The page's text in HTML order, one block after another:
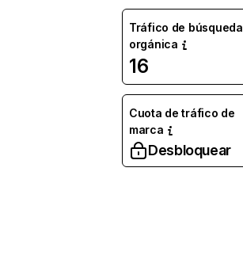
Tráfico de búsqueda
orgánica
16
Cuota de tráfico de
marca
Desbloquear